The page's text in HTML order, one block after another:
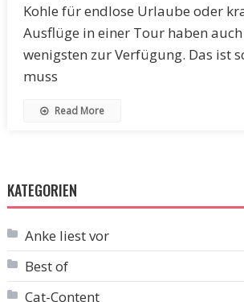
Kohle für endlose Urlaube oder
Ausflüge in einer Tour haben
wenigsten zur Verfügung. Das ist
muss
Read More
KATEGORIEN
Anke liest vor
Best of
Cat-Content